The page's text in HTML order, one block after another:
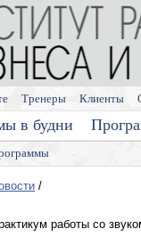
в будни
Тренеры Клиенты
/
работы со